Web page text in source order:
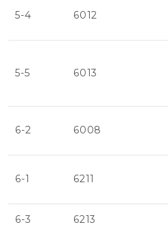
5-4 6012
5-5 6013
6-2 6008
6-1 6211
6-3 6213